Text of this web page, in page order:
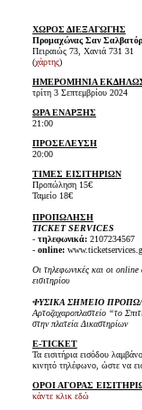
ΧΩΡΟΣ ΔΙΕΞΑΓΩΓΗΣ
Προμαχώνας Σαν
Πειραιώς 73, Χανιά 731 31
(χάρτης)
ΗΜΕΡΟΜΗΝΙΑ
τρίτη 3 Σεπτεμβρίου 2024
ΩΡΑ ΕΝΑΡΞΗΣ
21:00
ΠΡΟΣΕΛΕΥΣΗ
20:00
ΤΙΜΕΣ ΕΙΣΙΤΗΡΙΩΝ
Προπώληση 15€
Ταμείο 18€
ΠΡΟΠΩΛΗΣΗ
TICKET SERVICES
- τηλεφωνικά:2107234567
- online:
Οι τηλεφωνικές και οι online
εισιτηρίου
ΦΥΣΙΚΑ ΣΗΜΕΙΟ
Αρτοζαχαροπλαστείο “το
στην πλατεία Δικαστηρίων
E-TICKET
Τα εισιτήρια εισόδου
κινητό τηλέφωνο, ώστε να
ΟΡΟΙ ΑΓΟΡΑΣ
κάντε κλικ εδώ